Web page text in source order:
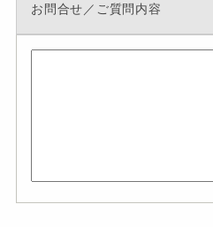
お問合せ／ご質問内容